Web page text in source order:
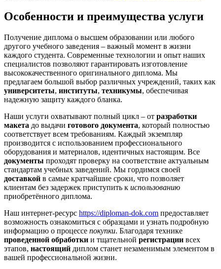
Особенности и преимущества услуги
Получение диплома о высшем образовании или любого
другого учебного заведения – важный момент в жизни
каждого студента. Современные технологии и опыт наших
специалистов позволяют гарантировать изготовление
высококачественного оригинального диплома. Мы
предлагаем большой выбор различных учреждений, таких как
университеты, институты, техникумы, обеспечивая
надежную защиту каждого бланка.
Наши услуги охватывают полный цикл – от разработки
макета до выдачи готового документа, который полностью
соответствует всем требованиям. Каждый экземпляр
производится с использованием профессионального
оборудования и материалов, идентичных настоящим. Все
документы проходят проверку на соответствие актуальным
стандартам учебных заведений. Мы гордимся своей
доставкой в самые кратчайшие сроки, что позволяет
клиентам без задержек приступить к использованию
приобретённого диплома.
Наш интернет-ресурс https://diploman-dok.com предоставляет
возможность ознакомиться с образцами и узнать подробную
информацию о процессе покупки. Благодаря технике
проведенной обработки и тщательной регистрации всех
этапов, настоящий диплом станет незаменимым элементом в
вашей профессиональной жизни.